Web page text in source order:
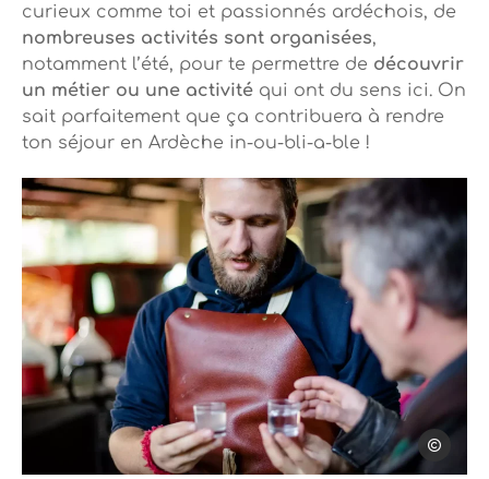
Mélissa
curieux comme toi et passionnés ardéchois, de
nombreuses activités sont organisées,
notamment l’été, pour te permettre de découvrir
un métier ou une activité qui ont du sens ici. On
sait parfaitement que ça contribuera à rendre
ton séjour en Ardèche in-ou-bli-a-ble !